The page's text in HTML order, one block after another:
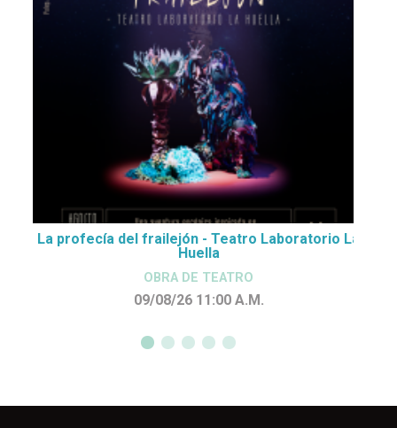
La profecía del frailejón - Teatro Laboratorio La
Huella
OBRA DE TEATRO
09/08/26 11:00 A.M.